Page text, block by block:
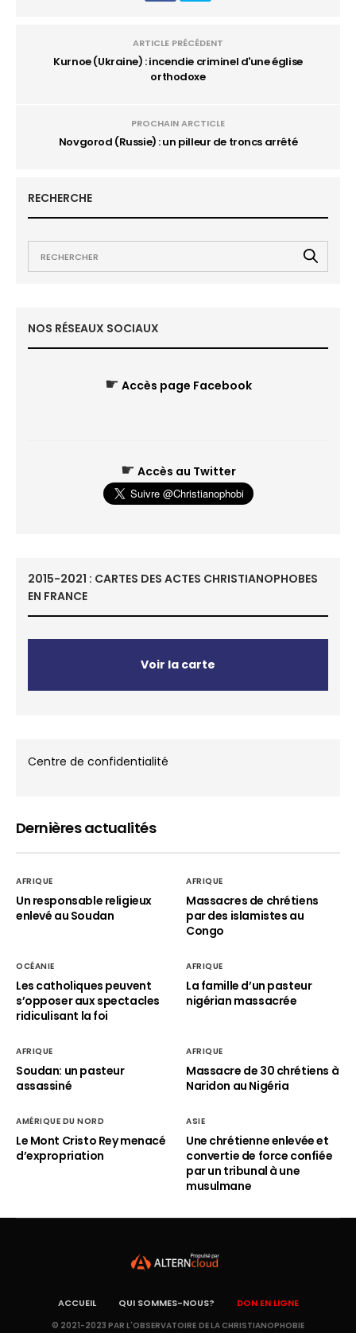
ARTICLE PRÉCÉDENT
Kurnoe (Ukraine) : incendie criminel d'une église
orthodoxe
PROCHAIN ARCTICLE
Novgorod (Russie) : un pilleur de troncs arrêté
RECHERCHE
NOS RÉSEAUX SOCIAUX
☛ Accès page Facebook
☛ Accès au Twitter
2015-2021 : CARTES DES ACTES CHRISTIANOPHOBES
EN FRANCE
Voir la carte
Centre de confidentialité
Dernières actualités
AFRIQUE
Un responsable religieux
enlevé au Soudan
AFRIQUE
Massacres de chrétiens
par des islamistes au
Congo
OCÉANIE
Les catholiques peuvent
s’opposer aux spectacles
ridiculisant la foi
AFRIQUE
La famille d’un pasteur
nigérian massacrée
AFRIQUE
Soudan: un pasteur
assassiné
AFRIQUE
Massacre de 30 chrétiens à
Naridon au Nigéria
AMÉRIQUE DU NORD
Le Mont Cristo Rey menacé
d’expropriation
ASIE
Une chrétienne enlevée et
convertie de force confiée
par un tribunal à une
musulmane
ACCUEIL QUI SOMMES-NOUS? DON EN LIGNE
© 2021-2023 PAR L'OBSERVATOIRE DE LA CHRISTIANOPHOBIE